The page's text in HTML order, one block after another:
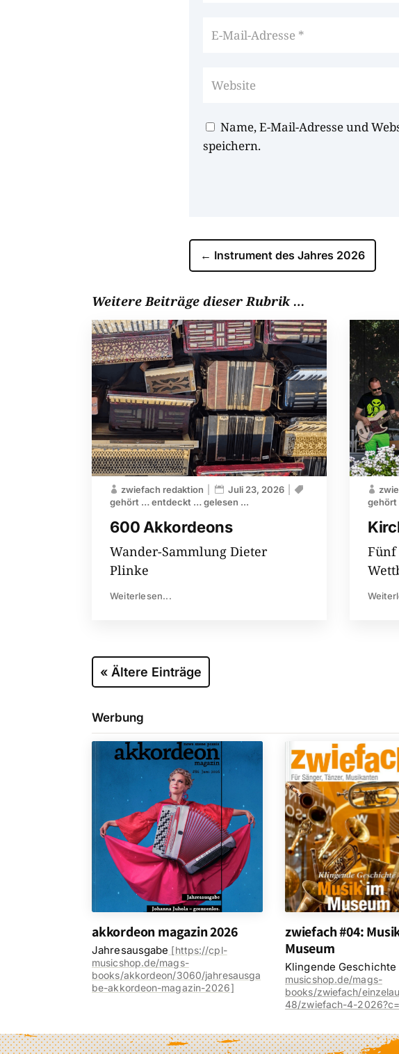
Name, E-Mail-Adresse und
speichern.
← Instrument des Jahres 2026
Weitere Beiträge dieser Rubrik …
600 Akkordeons
zwiefach redaktion
Juli 23, 2026
gehört … entdeckt … gelesen ...
Wander-Sammlung Dieter
Plinke
Weiterlesen...
« Ältere Einträge
Werbung
akkordeon magazin 2026
Jahresausgabe [https://cpl-
musicshop.de/mags-
books/akkordeon/3060/jahresausga
be-akkordeon-magazin-2026]
zwiefach #04:
Museum
Klingende Geschichte
musicshop.de/mags-
books/zwiefach/
48/zwiefach-4-